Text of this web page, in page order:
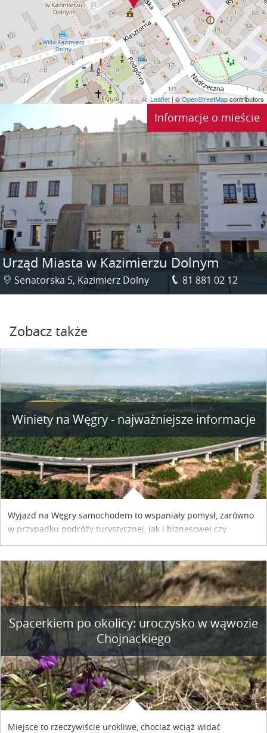
Leaflet | ©OpenStreetMapcontributors
Informacje o mieście
Urząd Miasta w Kazimierzu Dolnym
Senatorska 5, Kazimierz Dolny 81 881 02 12
Zobacz także
Winiety na Węgry - najważniejsze informacje
Wyjazd na Węgry samochodem to wspaniały pomysł, zarówno
w przypadku podróży turystycznej, jak i biznesowej czy
służbowej. Pamiętać tylko trzeba o wykupieniu winiety, co
współpracy reklamowej z Hungary Vignette.
Spacerkiem po okolicy: uroczysko w wąwozie
Chojnackiego
Miejsce to rzeczywiście urokliwe, chociaż wciąż widać